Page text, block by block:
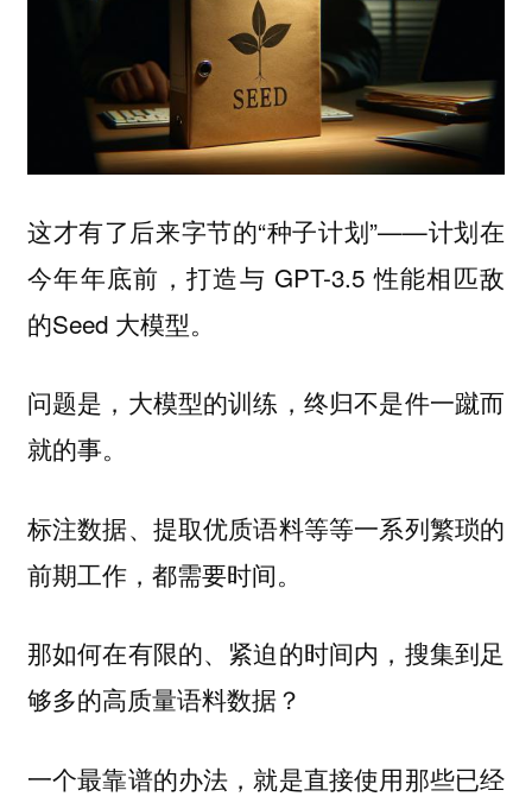
这才有了后来字节的“种子计划”——计划在
今年年底前，打造与 GPT-3.5 性能相匹敌
的Seed 大模型。
问题是，大模型的训练，终归不是件一蹴而
就的事。
标注数据、提取优质语料等等一系列繁琐的
前期工作，都需要时间。
那如何在有限的、紧迫的时间内，搜集到足
够多的高质量语料数据？
一个最靠谱的办法，就是直接使用那些已经